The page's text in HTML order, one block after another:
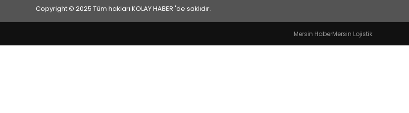
Copyright © 2025 Tüm hakları KOLAY HABER 'de saklıdır.
Mersin HaberMersin Lojistik